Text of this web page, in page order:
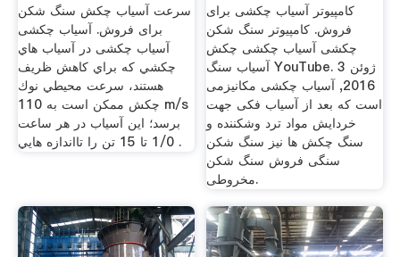
سرعت آسیاب چکش سنگ شکن
برای فروش. آسیاب چکشی
آسیاب چکشی در آسياب هاي
چكشي كه براي كاهش ظريف
هستند، سرعت محيطي نوك
چكش ممكن است به 110 m/s
برسد؛ اين آسياب در هر ساعت
1/0 تا 15 تن را تااندازه هايي .
کامپیوتر آسیاب چکشی برای
فروش. کامپیوتر سنگ شکن
چکشی آسیاب چکشی چکش
آسیاب سنگ YouTube. 3 ژوئن
2016, آسیاب چکشی مکانیزمی
است که بعد از آسیاب فکی جهت
خردایش مواد ترد وشکننده و
سنگ چکش ها نیز سنگ شکن
سنگی فروش سنگ شکن
مخروطی.